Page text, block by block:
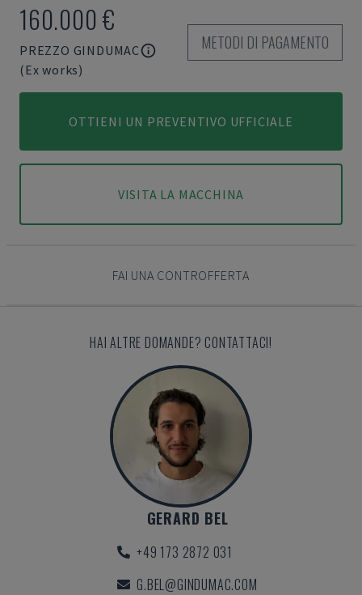
160.000 €
PREZZO GINDUMAC
(Ex works)
METODI DI PAGAMENTO
OTTIENI UN PREVENTIVO UFFICIALE
VISITA LA MACCHINA
FAI UNA CONTROFFERTA
HAI ALTRE DOMANDE? CONTATTACI!
GERARD BEL
+49 173 2872 031
G.BEL@GINDUMAC.COM